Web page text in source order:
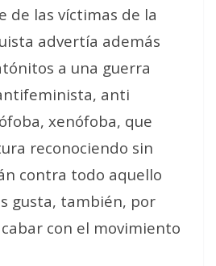
de las víctimas de la
advertía además
a una guerra
anti
xenófoba, que
reconociendo sin
contra todo aquello
gusta, también, por
con el movimiento